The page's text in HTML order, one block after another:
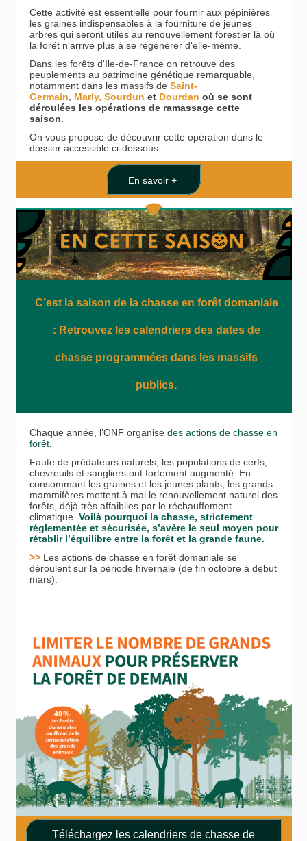
Cette activité est essentielle pour fournir aux pépinières
les graines indispensables à la fourniture de jeunes
arbres qui seront utiles au renouvellement forestier là où
la forêt n'arrive plus à se régénérer d'elle-même.
Dans les forêts d'Ile-de-France on retrouve des
peuplements au patrimoine génétique remarquable,
notamment dans les massifs de Saint-
Germain
Marly, Sourdun et Dourdan où se sont
déroulées les opérations de ramassage cette
saison.
On vous propose de découvrir cette opération dans le
dossier accessible ci-dessous.
En savoir +
C’est la saison de la chasse en forêt domaniale
: Retrouvez les calendriers des dates de
chasse programmées dans les massifs
publics.
Chaque année, l’ONF organise des actions de chasse en
forêt.
Faute de prédateurs naturels, les populations de cerfs,
chevreuils et sangliers ont fortement augmenté. En
consommant les graines et les jeunes plants, les grands
mammifères mettent à mal le renouvellement naturel des
forêts, déjà très affaiblies par le réchauffement
climatique. Voilà pourquoi la chasse, strictement
réglementée et sécurisée, s’avère le seul moyen pour
rétablir l’équilibre entre la forêt et la grande faune.
>> Les actions de chasse en forêt domaniale se
déroulent sur la période hivernale (de fin octobre à début
mars).
Téléchargez les calendriers de chasse de